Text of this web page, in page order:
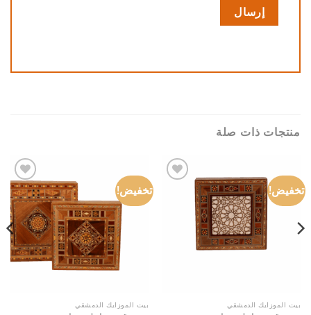
منتجات ذات صلة
تخفيض!
بيت الموزايك الدمشقي
تخفيض!
Add to
wishlist
بيت الموزايك الدمشقي